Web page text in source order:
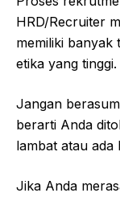
HRD/Recruiter
memiliki banyak
etika yang tinggi.
Jangan
berarti Anda
lambat atau ada
Jika Anda